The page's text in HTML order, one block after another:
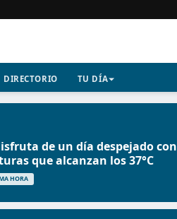
DIRECTORIO TU DÍA
de un día despejado con
que alcanzan los 37°C
HORA